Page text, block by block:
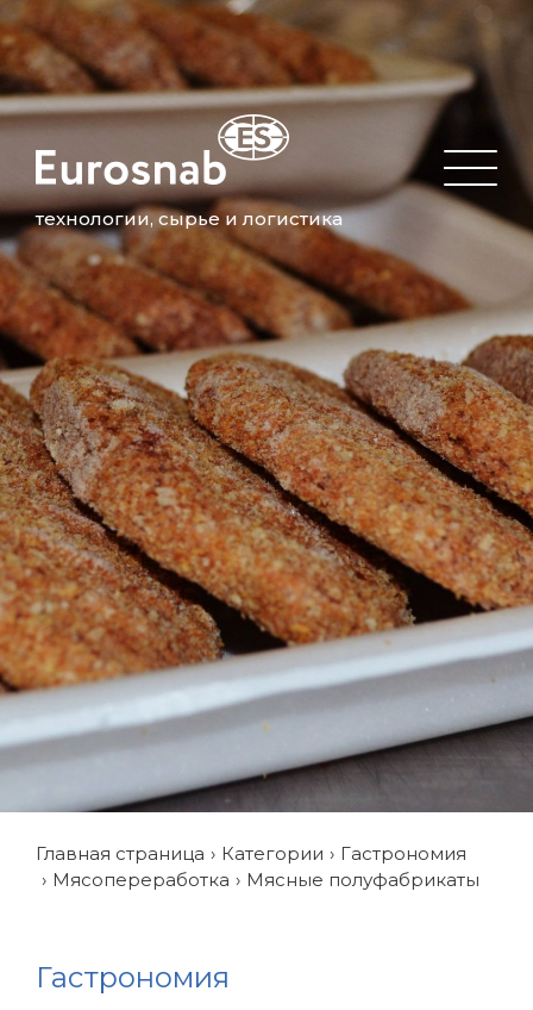
технологии, сырье и логистика
Главная страница Категории
Гастрономия
Мясопереработка
Мясные полуфабрикаты
Гастрономия